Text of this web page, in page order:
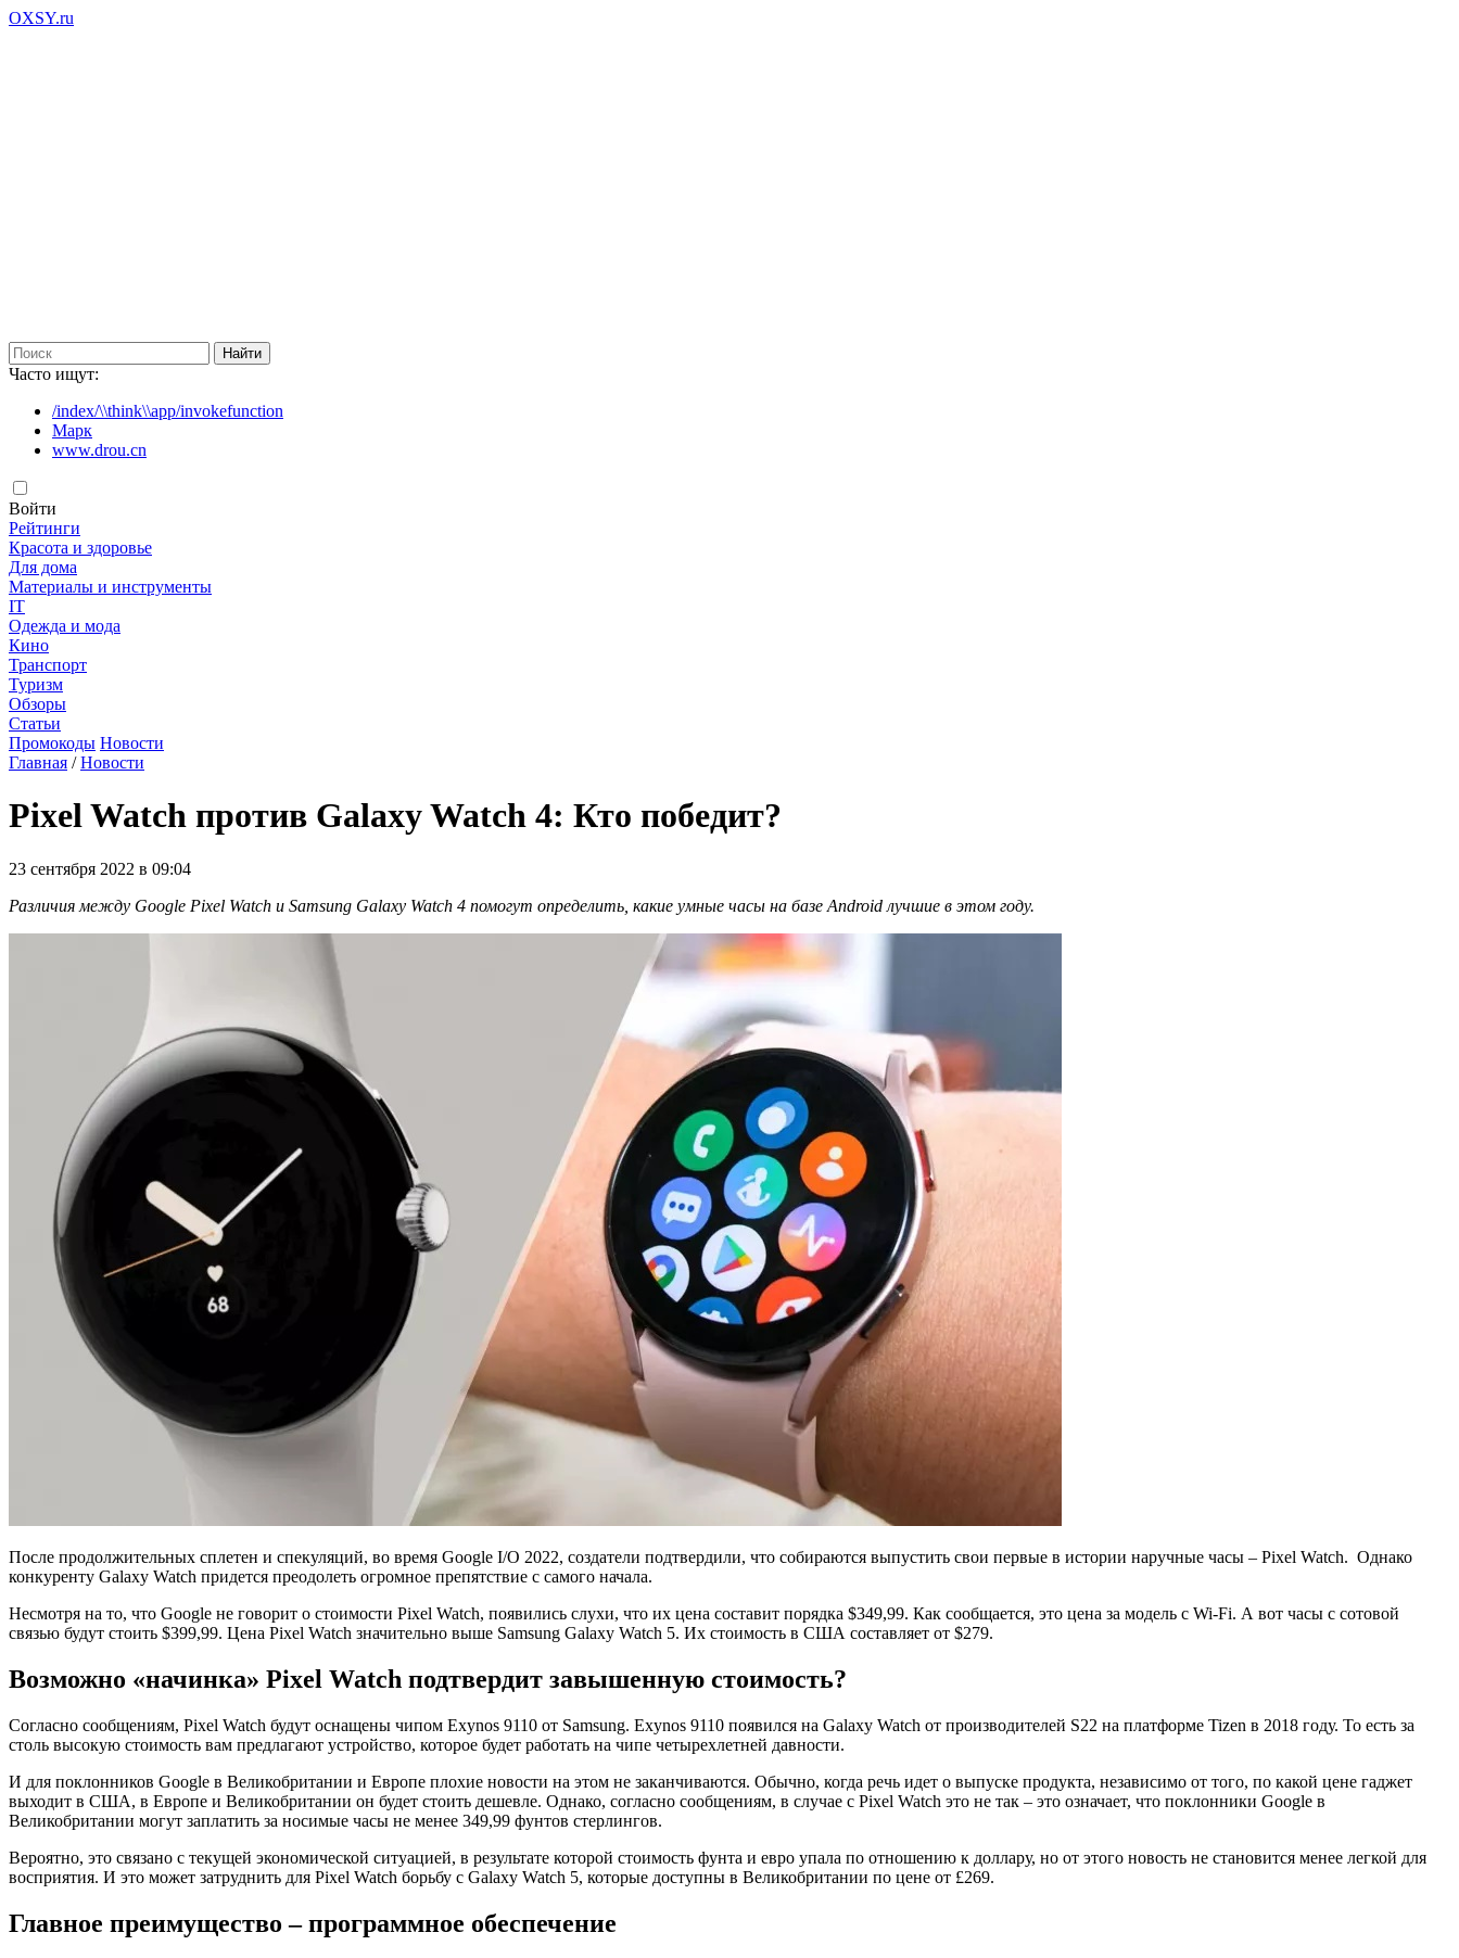
OXSY.ru
Часто ищут:
/index/\\think\\app/invokefunction
Марк
www.drou.cn
Войти
Рейтинги
Красота и здоровье
Для дома
Материалы и инструменты
IT
Одежда и мода
Кино
Транспорт
Туризм
Обзоры
Статьи
Промокоды Новости
Главная /Новости
Pixel Watch против Galaxy Watch 4: Кто победит?
23 сентября 2022 в 09:04
Различия между Google Pixel Watch и Samsung Galaxy Watch 4 помогут определить, какие умные часы на базе Android лучшие в этом году.
После продолжительных сплетен и спекуляций, во время Google I/O 2022, создатели подтвердили, что собираются выпустить свои первые в истории наручные часы – Pixel Watch. Однако
конкуренту Galaxy Watch придется преодолеть огромное препятствие с самого начала.
Несмотря на то, что Google не говорит о стоимости Pixel Watch, появились слухи, что их цена составит порядка $349,99. Как сообщается, это цена за модель с Wi-Fi. А вот часы с сотовой
связью будут стоить $399,99. Цена Pixel Watch значительно выше Samsung Galaxy Watch 5. Их стоимость в США составляет от $279.
Возможно «начинка» Pixel Watch подтвердит завышенную стоимость?
Согласно сообщениям, Pixel Watch будут оснащены чипом Exynos 9110 от Samsung. Exynos 9110 появился на Galaxy Watch от производителей S22 на платформе Tizen в 2018 году. То есть за
столь высокую стоимость вам предлагают устройство, которое будет работать на чипе четырехлетней давности.
И для поклонников Google в Великобритании и Европе плохие новости на этом не заканчиваются. Обычно, когда речь идет о выпуске продукта, независимо от того, по какой цене гаджет
выходит в США, в Европе и Великобритании он будет стоить дешевле. Однако, согласно сообщениям, в случае с Pixel Watch это не так – это означает, что поклонники Google в
Великобритании могут заплатить за носимые часы не менее 349,99 фунтов стерлингов.
Вероятно, это связано с текущей экономической ситуацией, в результате которой стоимость фунта и евро упала по отношению к доллару, но от этого новость не становится менее легкой для
восприятия. И это может затруднить для Pixel Watch борьбу с Galaxy Watch 5, которые доступны в Великобритании по цене от £269.
Главное преимущество – программное обеспечение